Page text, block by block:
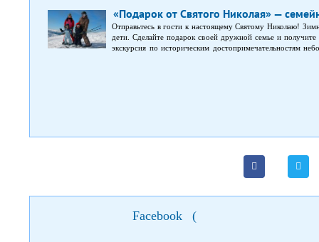
«Подарок от Святого Николая» —
Отправьтесь в гости к настоящему Святому Николаю!
дети. Сделайте подарок своей дружной семье и
экскурсия по историческим достопримечательностям
Facebook (